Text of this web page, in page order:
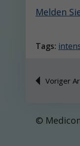
Melden
Tags:
Voriger
©